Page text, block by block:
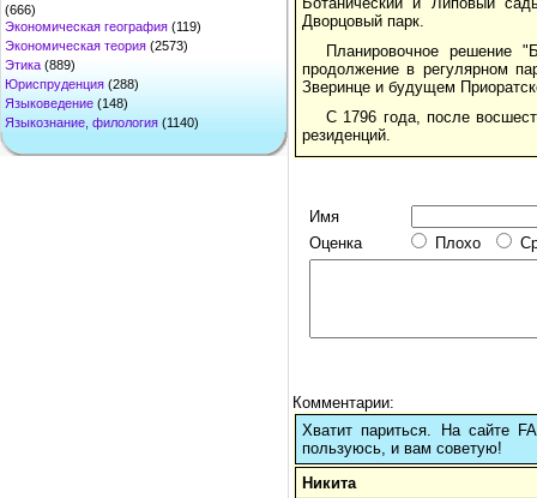
(666)
Экономическая география (119)
Экономическая теория (2573)
Этика (889)
Юриспруденция (288)
Языковедение (148)
Языкознание, филология (1140)
Дворцовый парк.
Планировочное решение
продолжение в регулярном
Зверинце и будущем
С 1796 года, после
резиденций.
Имя
Оценка
Плохо
Комментарии:
Хватит париться. На сайте
пользуюсь, и вам советую!
Никита